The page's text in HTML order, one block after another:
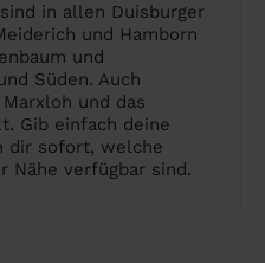
in allen Duisburger
und Hamborn
und
Süden. Auch
und das
Gib einfach deine
dir sofort, welche
Nähe verfügbar sind.